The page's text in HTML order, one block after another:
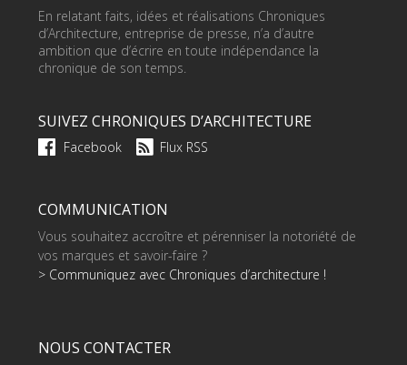
En relatant faits, idées et réalisations Chroniques
d’Architecture, entreprise de presse, n’a d’autre
ambition que d’écrire en toute indépendance la
chronique de son temps.
SUIVEZ CHRONIQUES D’ARCHITECTURE
Facebook Flux RSS
COMMUNICATION
Vous souhaitez accroître et pérenniser la notoriété de
vos marques et savoir-faire ?
> Communiquez avec Chroniques d’architecture !
NOUS CONTACTER